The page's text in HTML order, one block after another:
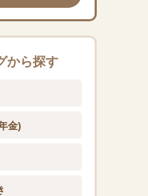
から探す
金)